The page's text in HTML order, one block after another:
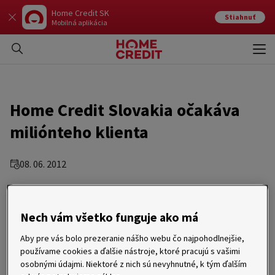
Home Credit SK
Mobilná aplikácia
Stiahnuť
Home Credit Slovakia očakáva
miliónteho klienta
08. 06. 2012
svojho pôsobenia poskytla spotrebiteľský úver, dosiahne
každým dňom jeden milión. Home Credit tak potvrdzuje
pozíciu jedného z najvýznamnejších hráčov na trhu
spotrebiteľských úverov.
Home Credit funguje na slovenskom trhu už 13 rokov a za ten čas
dosiahol pozíciu jedného z najväčších nebankových poskytovateľov
Nech vám všetko funguje ako má
Aby pre vás bolo prezeranie nášho webu čo najpohodlnejšie,
používame cookies a ďalšie nástroje, ktoré pracujú s vašimi
osobnými údajmi. Niektoré z nich sú nevyhnutné, k tým ďalším